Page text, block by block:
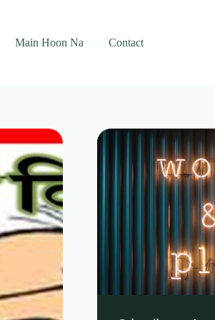
Main Hoon Na Contact